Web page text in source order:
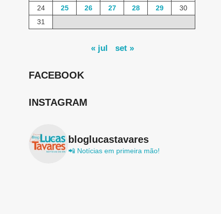
24 25 26 27 28 29
30
31
« jul set »
FACEBOOK
INSTAGRAM
bloglucastavares
📲 Notícias em primeira mão!